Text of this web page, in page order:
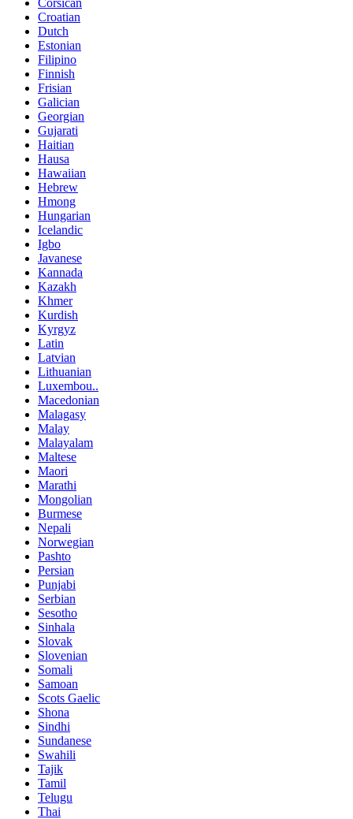
Corsican
Croatian
Dutch
Estonian
Filipino
Finnish
Frisian
Galician
Georgian
Gujarati
Haitian
Hausa
Hawaiian
Hebrew
Hmong
Hungarian
Icelandic
Igbo
Javanese
Kannada
Kazakh
Khmer
Kurdish
Kyrgyz
Latin
Latvian
Lithuanian
Luxembou..
Macedonian
Malagasy
Malay
Malayalam
Maltese
Maori
Marathi
Mongolian
Burmese
Nepali
Norwegian
Pashto
Persian
Punjabi
Serbian
Sesotho
Sinhala
Slovak
Slovenian
Somali
Samoan
Scots Gaelic
Shona
Sindhi
Sundanese
Swahili
Tajik
Tamil
Telugu
Thai